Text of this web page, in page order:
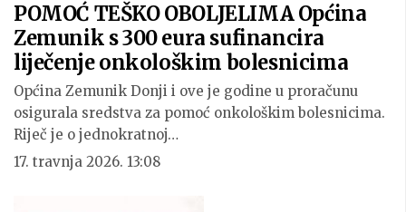
POMOĆ TEŠKO OBOLJELIMA Općina
Zemunik s 300 eura sufinancira
liječenje onkološkim bolesnicima
Općina Zemunik Donji i ove je godine u proračunu
osigurala sredstva za pomoć onkološkim bolesnicima.
Riječ je o jednokratnoj…
17. travnja 2026. 13:08